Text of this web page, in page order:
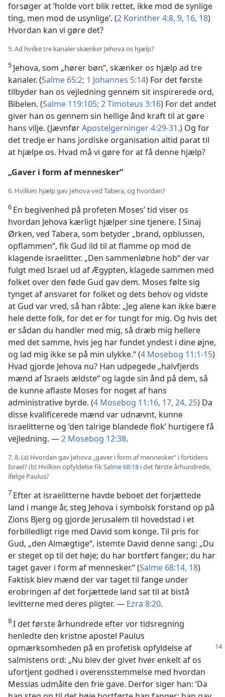
forsøger at ’holde vort blik rettet, ikke mod de synlige
ting, men mod de usynlige’. (2 Korinther 4:8, 9, 16, 18)
Hvordan kan vi gøre det?
5. Ad hvilke tre kanaler skænker Jehova os hjælp?
5 Jehova, som „hører bøn“, skænker os hjælp ad tre
kanaler. (Salme 65:2; 1 Johannes 5:14) For det første
tilbyder han os vejledning gennem sit inspirerede ord,
Bibelen. (Salme 119:105; 2 Timoteus 3:16) For det andet
giver han os gennem sin hellige ånd kraft til at gøre
hans vilje. (JævnførApostelgerninger 4:29-31.) Og for
det tredje er hans jordiske organisation altid parat til
at hjælpe os. Hvad må vi gøre for at få denne hjælp?
„Gaver i form af mennesker“
6. Hvilken hjælp gav Jehova ved Tabera, og hvordan?
6 En begivenhed på profeten Moses’ tid viser os
hvordan Jehova kærligt hjælper sine tjenere. I Sinaj
Ørken, ved Tabera, som betyder „brand, opblussen,
opflammen“, fik Gud ild til at flamme op mod de
klagende israelitter. „Den sammenløbne hob“ der var
fulgt med Israel ud af Ægypten, klagede sammen med
folket over den føde Gud gav dem. Moses følte sig
tynget af ansvaret for folket og dets behov og vidste
at Gud var vred, så han råbte: „Jeg alene kan ikke bære
hele dette folk, for det er for tungt for mig. Og hvis det
er sådan du handler med mig, så dræb mig hellere
med det samme, hvis jeg har fundet yndest i dine øjne,
og lad mig ikke se på min ulykke.“ (4 Mosebog 11:1-15)
Hvad gjorde Jehova nu? Han udpegede „halvfjerds
mænd af Israels ældste“ og lagde sin ånd på dem, så
de kunne aflaste Moses for noget af hans
administrative byrde. (4 Mosebog 11:16, 17, 24, 25) Da
disse kvalificerede mænd var udnævnt, kunne
israelitterne og ’den talrige blandede flok’ hurtigere få
vejledning. —2 Mosebog 12:38.
7, 8. (a) Hvordan gav Jehova „gaver i form af mennesker“ i fortidens
Israel? (b) Hvilken opfyldelse fikSalme 68:18 i det første århundrede,
ifølge Paulus?
7 Efter at israelitterne havde beboet det forjættede
land i mange år, steg Jehova i symbolsk forstand op på
Zions Bjerg og gjorde Jerusalem til hovedstad i et
forbilledligt rige med David som konge. Til pris for
Gud, „den Almægtige“, istemte David denne sang: „Du
er steget op til det høje; du har bortført fanger; du har
taget gaver i form af mennesker.“ (Salme 68:14, 18)
Faktisk blev mænd der var taget til fange under
erobringen af det forjættede land sat til at bistå
levitterne med deres pligter. — Ezra 8:20.
8I det første århundrede efter vor tidsregning
henledte den kristne apostel Paulus
opmærksomheden på en profetisk opfyldelseaf
salmistens ord: „Nu blev der givet hver enkelt af os
ufortjent godhed i overensstemmelse med hvordan
Messias udmålte den frie gave. Derfor siger han: ’Da